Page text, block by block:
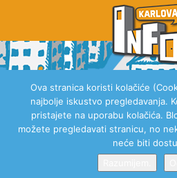
O
© 2020 Karlovački Info, Sva
Ova stranica koristi kolačiće
najbolje iskustvo pregledavanja.
pristajete na uporabu kolačića.
možete pregledavati stranicu, no
neće biti